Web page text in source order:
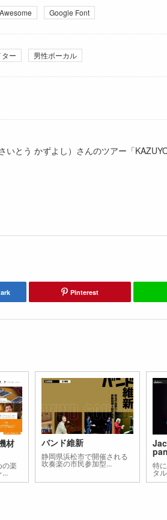
Google Font
ー 男性ボーカル
とう かずよし）さんのツアー「
Pinterest
材
の楽
...
バンド維新
静岡県浜松市で開催される
吹奏楽の市民参加型...
pan
特
タ